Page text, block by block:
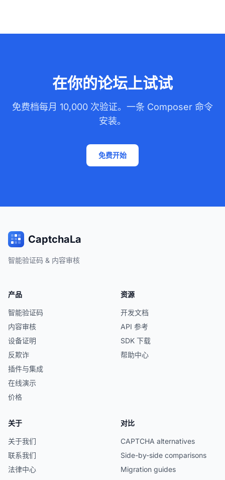
在你的论坛上试试
免费档每月 10,000 次验证。一条 Composer 命令
安装。
免费开始
CaptchaLa
智能验证码 & 内容审核
产品
智能验证码
内容审核
设备证明
反欺诈
插件与集成
在线演示
价格
资源
开发文档
API 参考
SDK 下载
帮助中心
关于
关于我们
联系我们
法律中心
对比
CAPTCHA alternatives
Side-by-side comparisons
Migration guides